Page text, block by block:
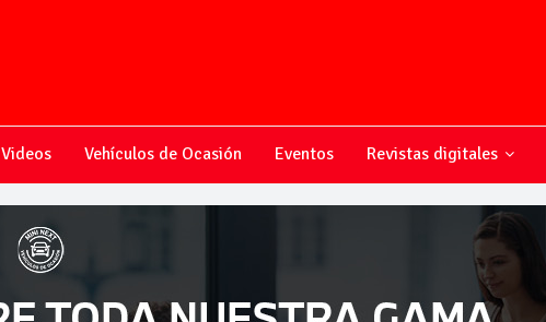
Videos Vehículos de Ocasión Eventos Revistas digitales